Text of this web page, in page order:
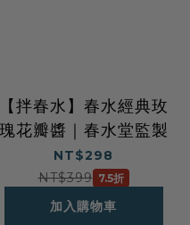
【拌春水】春水經典玫
瑰花瓣醬｜春水堂監製
NT$298
NT$399 7.5折
加入購物車